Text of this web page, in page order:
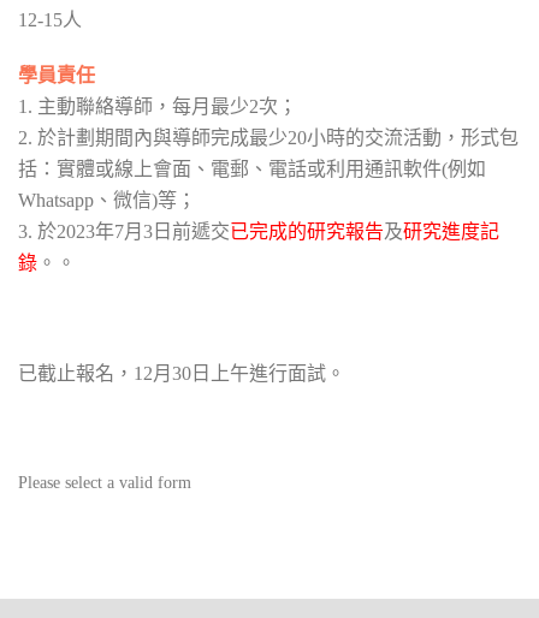
12-15人
學員責任
1. 主動聯絡導師，每月最少2次；
2. 於計劃期間內與導師完成最少20小時的交流活動，形式包
括：實體或線上會面、電郵、電話或利用通訊軟件(例如
Whatsapp、微信)等；
3. 於2023年7月3日前遞交已完成的研究報告及研究進度記
錄 。。
已截止報名，12月30日上午進行面試。
Please select a valid form